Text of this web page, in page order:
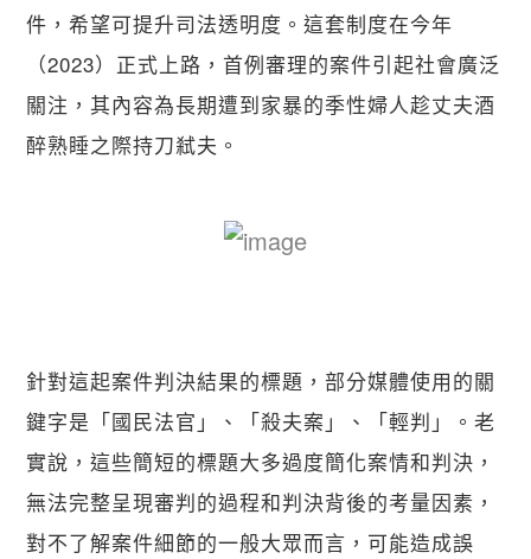
件，希望可提升司法透明度。這套制度在今年
（2023）正式上路，首例審理的案件引起社會廣泛
關注，其內容為長期遭到家暴的季性婦人趁丈夫酒
醉熟睡之際持刀弒夫。
針對這起案件判決結果的標題，部分媒體使用的關
鍵字是「國民法官」、「殺夫案」、「輕判」。老
實說，這些簡短的標題大多過度簡化案情和判決，
無法完整呈現審判的過程和判決背後的考量因素，
對不了解案件細節的一般大眾而言，可能造成誤